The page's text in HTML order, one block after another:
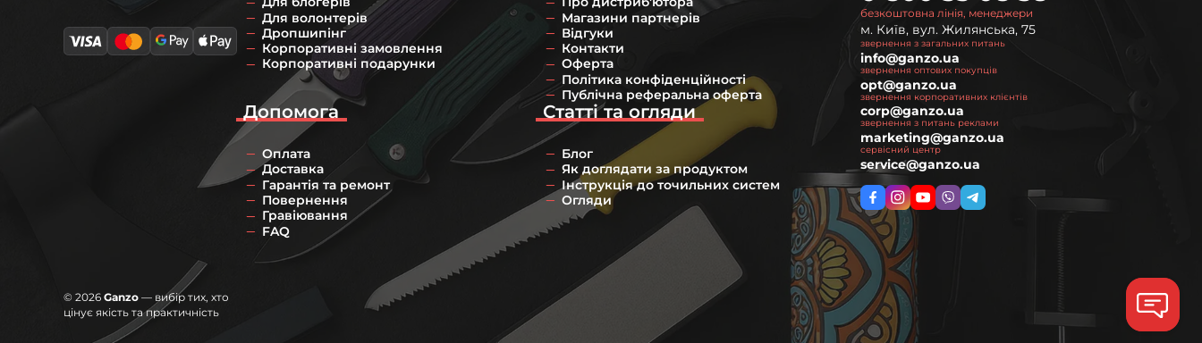
Магазини партнерів
Відгуки
Контакти
Оферта
Політика конфіденційності
Публічна реферальна оферта
Для волонтерів
Дропшипінг
Корпоративні замовлення
Корпоративні подарунки
Статті та огляди
Блог
Як доглядати за продуктом
Інструкція до точильних систем
Огляди
Допомога
Оплата
Доставка
Гарантія та ремонт
Повернення
Гравіювання
FAQ
безкоштовна лінія, менеджери
м. Київ, вул. Жилянська, 75
звернення з загальних питань
info@ganzo.ua
звернення оптових покупців
opt@ganzo.ua
звернення корпоративних клієнтів
corp@ganzo.ua
звернення з питань реклами
marketing@ganzo.ua
сервісний центр
service@ganzo.ua
© 2026Ganzo — вибір тих, хто
цінує якість та практичність